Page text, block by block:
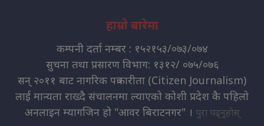
हाम्रो बारेमा
कम्पनी दर्ता नम्बर : १५२१५३/०७३/०७४
सुचना तथा प्रसारण विभाग: १३१२/ ०७५/०७६
सन् २०११ बाट नागरिक पत्रकारीता (Citizen Journalism)
लाई मान्यता राख्दै संचालनमा ल्याएको कोशी प्रदेश कै पहिलो
अनलाइन म्यागजिन हो "आवर बिराटनगर" । पुरा पढ्नुहोस्